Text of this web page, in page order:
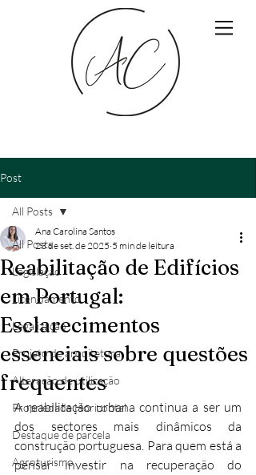
Post
All Posts
Legislação
Licenciamento
Legalização
Projeto de arquitetura
Alteração de utilização
Propriedade Horizontal
Destaque de parcela
Agroturismo
All Posts
Reabilitação de Edifícios
em Portugal:
Esclarecimentos
essenciais sobre questões
frequentes
Ana Carolina Santos
23 de set. de 2025 5 min de leitura
A reabilitação urbana continua a ser um
dos sectores mais dinâmicos da
construção portuguesa. Para quem está a
pensar investir na recuperação do